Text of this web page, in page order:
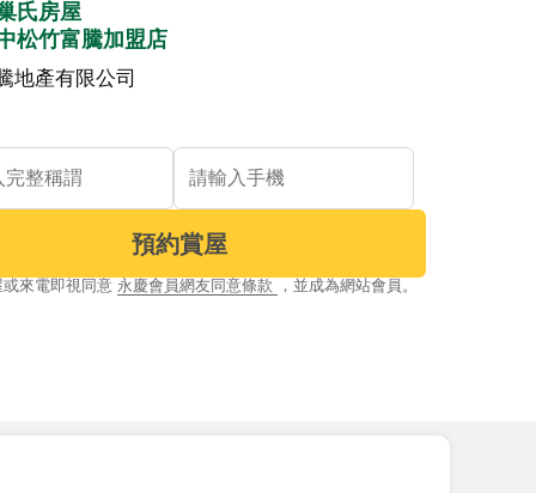
氏房屋
松竹富騰加盟店
地產有限公司
預約賞屋
來電即視同意 永慶會員網友同意條款 ，並成為網站會員。